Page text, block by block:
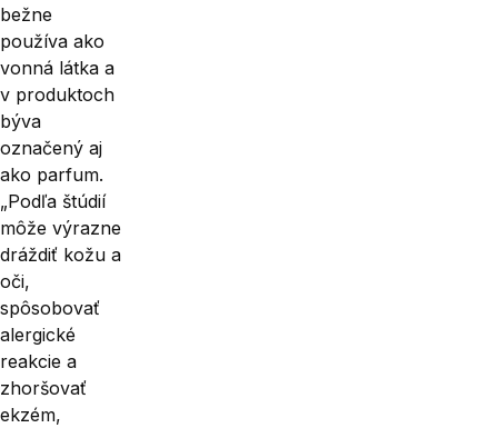
bežne
používa ako
vonná látka a
v produktoch
býva
označený aj
ako parfum.
„Podľa štúdií
môže vý­razne
dráždiť kožu a
oči,
spôsobovať
alergické
reakcie a
zhoršovať
ekzém,